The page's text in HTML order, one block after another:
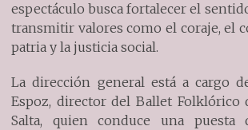
espectáculo busca fortalecer el
transmitir valores como el coraje, el
patria y la justicia social.
La dirección general está a cargo
Espoz, director del Ballet Folklórico
Salta, quien conduce una